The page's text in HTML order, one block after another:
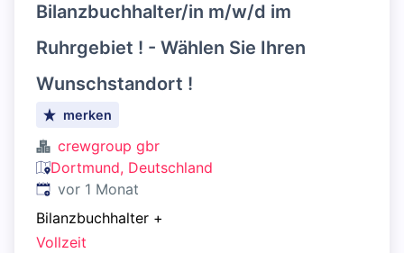
Bilanzbuchhalter/in m/w/d im
Ruhrgebiet ! - Wählen Sie Ihren
Wunschstandort !
merken
crewgroup gbr
Dortmund, Deutschland
Veröffentlicht:
vor 1 Monat
Bilanzbuchhalter +
Vollzeit